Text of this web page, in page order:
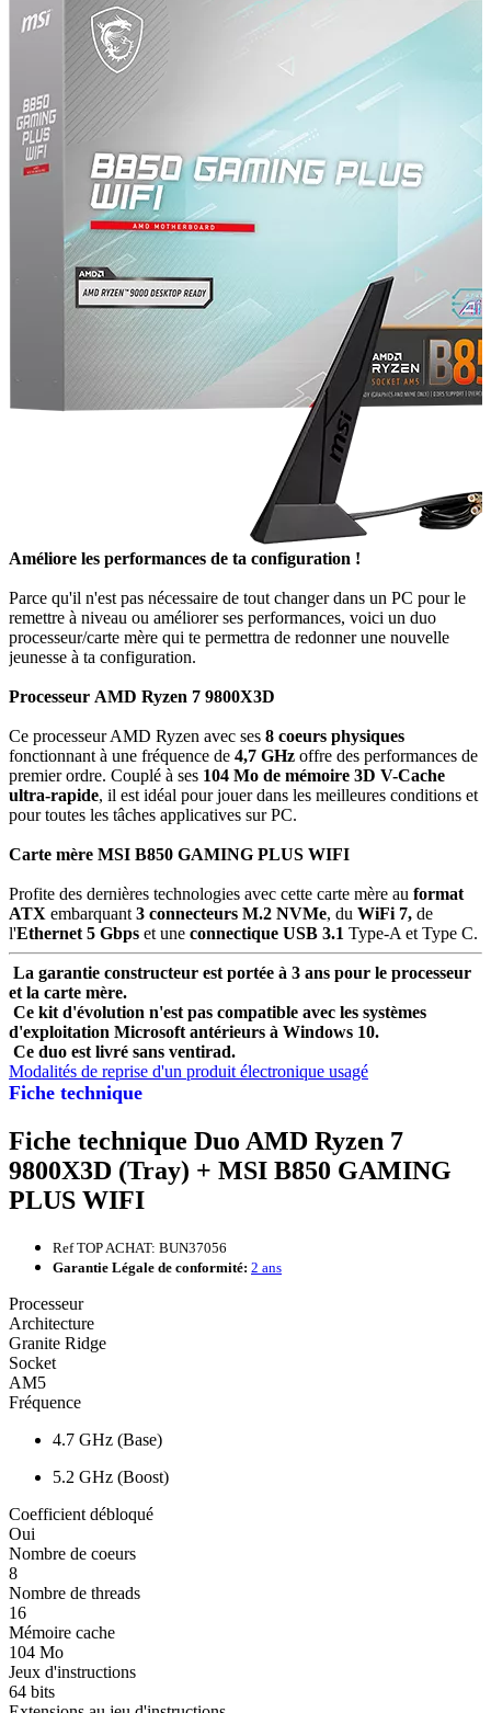
Fiche technique
Améliore les performances de ta configuration !
Parce qu'il n'est pas nécessaire de tout changer dans un PC pour le
remettre à niveau ou améliorer ses performances, voici un duo
processeur/carte mère qui te permettra de redonner une nouvelle
jeunesse à ta configuration.
Processeur AMD Ryzen 7 9800X3D
Ce processeur AMD Ryzen avec ses 8 coeurs physiques
fonctionnant à une fréquence de 4,7 GHz offre des performances de
premier ordre. Couplé à ses 104 Mo de mémoire 3D V-Cache
ultra-rapide, il est idéal pour jouer dans les meilleures conditions et
pour toutes les tâches applicatives sur PC.
Carte mère MSI B850 GAMING PLUS WIFI
Profite des dernières technologies avec cette carte mère au format
ATX embarquant 3 connecteurs M.2 NVMe, du WiFi 7, de
l'Ethernet 5 Gbps et une connectique USB 3.1 Type-A et Type C.
La garantie constructeur est portée à 3 ans pour le processeur
et la carte mère.
Ce kit d'évolution n'est pas compatible avec les systèmes
d'exploitation Microsoft antérieurs à Windows 10.
Ce duo est livré sans ventirad.
Modalités de reprise d'un produit électronique usagé
Fiche technique Duo AMD Ryzen 7
9800X3D (Tray) + MSI B850 GAMING
PLUS WIFI
Ref TOP ACHAT: BUN37056
Garantie Légale de conformité: 2 ans
Processeur
Architecture
Granite Ridge
Socket
AM5
Fréquence
4.7 GHz (Base)
5.2 GHz (Boost)
Coefficient débloqué
Oui
Nombre de coeurs
8
Nombre de threads
16
Mémoire cache
104 Mo
Jeux d'instructions
64 bits